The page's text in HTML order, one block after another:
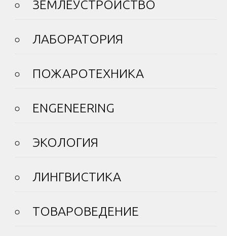
ЗЕМЛЕУСТРОЙСТВО
ЛАБОРАТОРИЯ
ПОЖАРОТЕХНИКА
ENGENEERING
ЭКОЛОГИЯ
ЛИНГВИСТИКА
ТОВАРОВЕДЕНИЕ